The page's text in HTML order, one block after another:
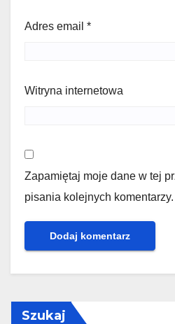
Adres email *
Witryna internetowa
Zapamiętaj moje dane w tej
pisania kolejnych komentarzy.
Szukaj